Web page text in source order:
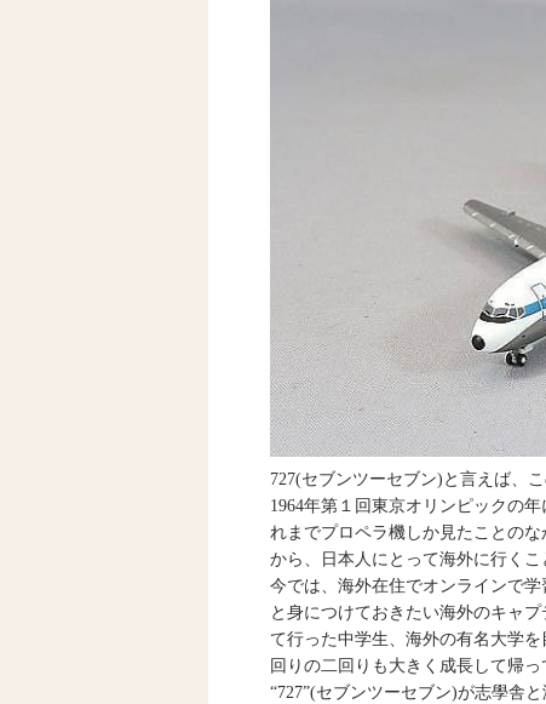
727(セブンツーセブン)と言えば、こ
1964年第１回東京オリンピックの
れまでプロペラ機しか見たことの
から、日本人にとって海外に行く
今では、海外在住でオンラインで
と身につけておきたい海外のキャ
て行った中学生、海外の有名大学
回りの二回りも大きく成長して帰
“727”(セブンツーセブン)が志學舎